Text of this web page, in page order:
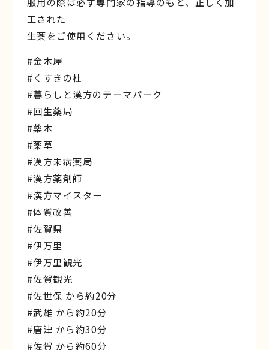
工された
生薬をご使用ください。
#金木犀
#くすきの杜
#暮らしと漢方のテーマパーク
#回生薬局
#薬木
#薬草
#漢方未病薬局
#漢方薬剤師
#漢方マイスター
#体質改善
#佐賀県
#伊万里
#伊万里観光
#佐賀観光
#佐世保 から約20分
#武雄 から約20分
#唐津 から約30分
#佐賀 から約60分